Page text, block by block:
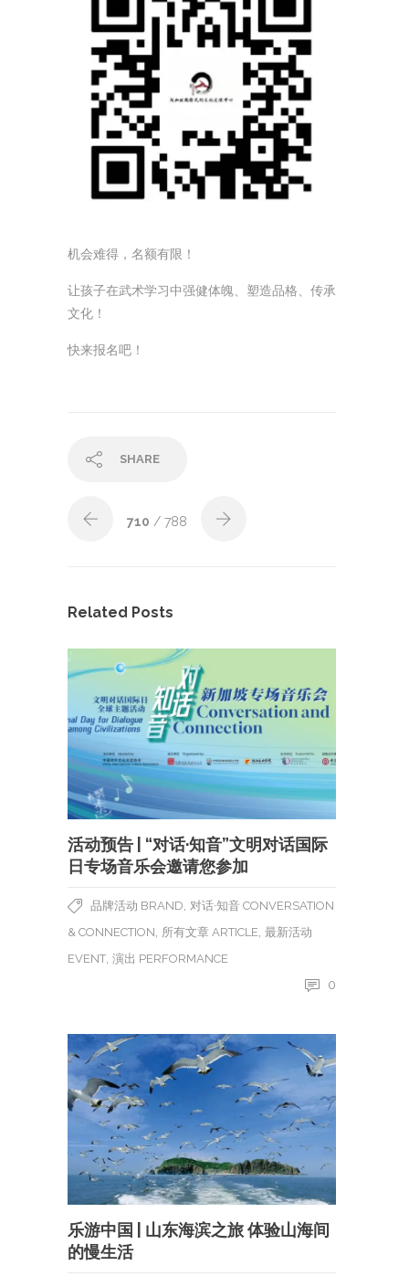
机会难得，名额有限！
让孩子在武术学习中强健体魄、塑造品格、传承
文化！
快来报名吧！
SHARE
710 / 788
Related Posts
活动预告 | “对话·知音”文明对话国际
日专场音乐会邀请您参加
品牌活动 BRAND 对话·知音 CONVERSATION
& CONNECTION 所有文章 ARTICLE 最新活动
EVENT 演出 PERFORMANCE
0
乐游中国 | 山东海滨之旅 体验山海间
的慢生活